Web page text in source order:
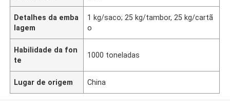
Detalhes da emba
lagem
1 kg/saco; 25 kg/tambor, 25 kg/cartã
o
Habilidade da fon
te
1000 toneladas
Lugar de origem China